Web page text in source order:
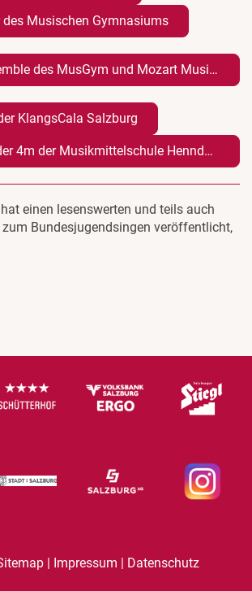
Musischen Gymnasiums
Burschenensemble des MusGym und Mozart Musikgymnasiums Salzburg
KlangsCala Salzburg
Klassenchor der 4m der Musikmittelschule Henndorf
einen lesenswerten und teils auch
Bundesjugendsingen veröffentlicht,
| Impressum | Datenschutz